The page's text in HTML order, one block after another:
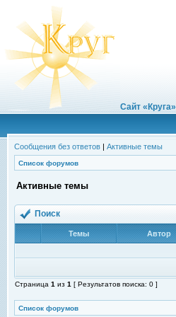
Сайт «Круга»
Сообщения без ответов | Активные темы
Список форумов
Активные темы
Поиск
Темы Автор
Страница 1 из 1 [ Результатов поиска: 0 ]
Список форумов